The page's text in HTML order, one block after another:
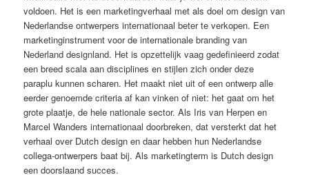
voldoen. Het is een marketingverhaal met als doel om design van
Nederlandse ontwerpers internationaal beter te verkopen. Een
marketinginstrument voor de internationale branding van
Nederland designland. Het is opzettelijk vaag gedefinieerd zodat
een breed scala aan disciplines en stijlen zich onder deze
paraplu kunnen scharen. Het maakt niet uit of een ontwerp alle
eerder genoemde criteria af kan vinken of niet: het gaat om het
grote plaatje, de hele nationale sector. Als Iris van Herpen en
Marcel Wanders internationaal doorbreken, dat versterkt dat het
verhaal over Dutch design en daar hebben hun Nederlandse
collega-ontwerpers baat bij. Als marketingterm is Dutch design
een doorslaand succes.